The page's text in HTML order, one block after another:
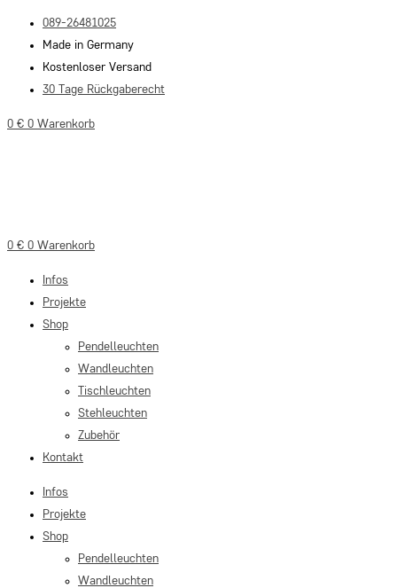
Inhalt
springen
089-26481025
Made in Germany
Kostenloser Versand
30 Tage Rückgaberecht
0 € 0 Warenkorb
0 € 0 Warenkorb
Infos
Projekte
Shop
Pendelleuchten
Wandleuchten
Tischleuchten
Stehleuchten
Zubehör
Kontakt
Infos
Projekte
Shop
Pendelleuchten
Wandleuchten